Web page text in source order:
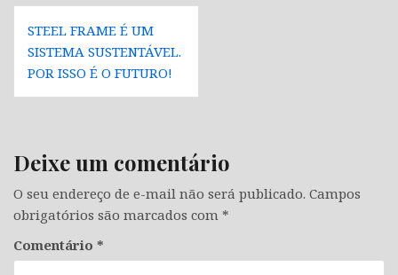
Navegação
de
Post
STEEL FRAME É UM
SISTEMA SUSTENTÁVEL.
POR ISSO É O FUTURO!
Deixe um comentário
O seu endereço de e-mail não será publicado. Campos
obrigatórios são marcados com *
Comentário *